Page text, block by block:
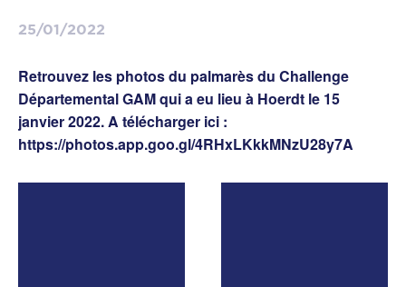
25/01/2022
Retrouvez les photos du palmarès du Challenge
Départemental GAM qui a eu lieu à Hoerdt le 15
janvier 2022. A télécharger ici :
https://photos.app.goo.gl/4RHxLKkkMNzU28y7A